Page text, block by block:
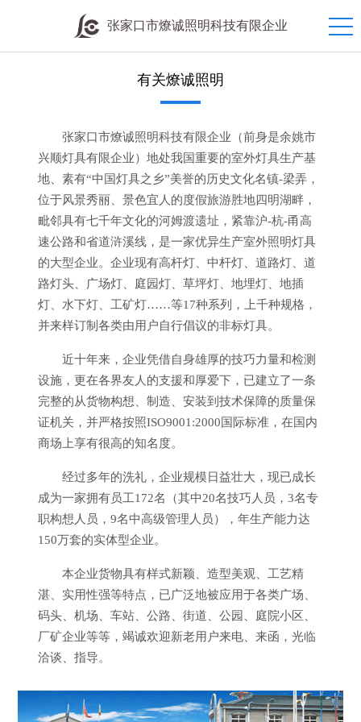
张家口市燎诚照明科技有限企业
有关燎诚照明
张家口市燎诚照明科技有限企业（前身是余姚市
兴顺灯具有限企业）地处我国重要的室外灯具生产基
地、素有“中国灯具之乡”美誉的历史文化名镇-梁弄，
位于风景秀丽、景色宜人的度假旅游胜地四明湖畔，
毗邻具有七千年文化的河姆渡遗址，紧靠沪-杭-甬高
速公路和省道浒溪线，是一家优异生产室外照明灯具
的大型企业。企业现有高杆灯、中杆灯、道路灯、道
路灯头、广场灯、庭园灯、草坪灯、地埋灯、地插
灯、水下灯、工矿灯……等17种系列，上千种规格，
并来样订制各类由用户自行倡议的非标灯具。
近十年来，企业凭借自身雄厚的技巧力量和检测
设施，更在各界友人的支援和厚爱下，已建立了一条
完整的从货物构想、制造、安装到技术保障的质量保
证机关，并严格按照ISO9001:2000国际标准，在国内
商场上享有很高的知名度。
经过多年的洗礼，企业规模日益壮大，现已成长
成为一家拥有员工172名（其中20名技巧人员，3名专
职构想人员，9名中高级管理人员），年生产能力达
150万套的实体型企业。
本企业货物具有样式新颖、造型美观、工艺精
湛、实用性强等特点，已广泛地被应用于各类广场、
码头、机场、车站、公路、街道、公园、庭院小区、
厂矿企业等等，竭诚欢迎新老用户来电、来函，光临
洽谈、指导。